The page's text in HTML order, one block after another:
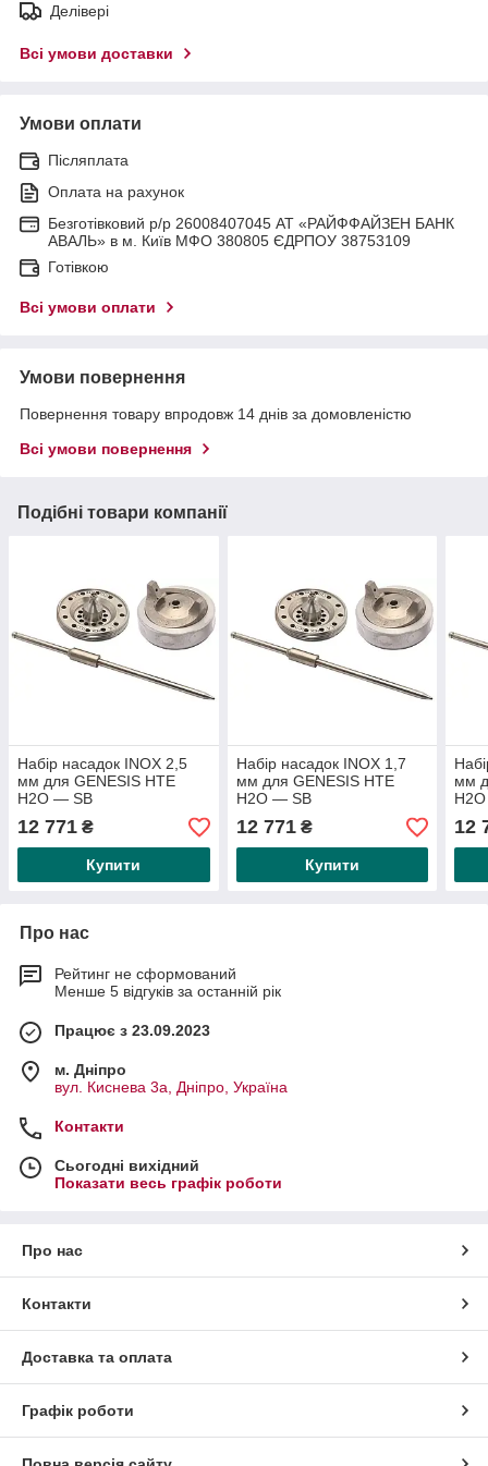
Делівері
Всі умови доставки
Умови оплати
Післяплата
Оплата на рахунок
Безготівковий р/р 26008407045 АТ «РАЙФФАЙЗЕН БАНК
АВАЛЬ» в м. Київ МФО 380805 ЄДРПОУ 38753109
Готівкою
Всі умови оплати
Умови повернення
Повернення товару впродовж 14 днів за домовленістю
Всі умови повернення
Подібні товари компанії
Набір насадок INOX 2,5
мм для GENESIS HTE
H2O — SB
12 771 ₴
Купити
Набір насадок INOX 1,7
мм для GENESIS HTE
H2O — SB
12 771₴
Купити
мм
12
Про нас
Рейтинг не сформований
Менше 5 відгуків за останній рік
Працює з 23.09.2023
м. Дніпро
вул. Киснева 3а, Дніпро, Україна
Контакти
Сьогодні вихідний
Показати весь графік роботи
Про нас
Контакти
Доставка та оплата
Графік роботи